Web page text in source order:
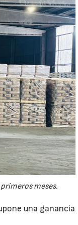
meses.
una ganancia